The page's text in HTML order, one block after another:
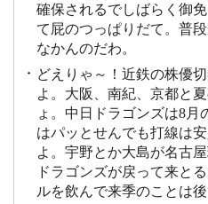
確保されるでしばらく御
て屁のつっぱりだて。普
なかんのだわ。
どえりゃ～！近鉄の株優
よ。大阪、南紀、京都と
ょ。中日ドラゴンズは8月
はパッとせんでも打線は
よ。宇野とか大島が名古
ドラゴンズが戻って来と
ルを飲んで来季のことは後